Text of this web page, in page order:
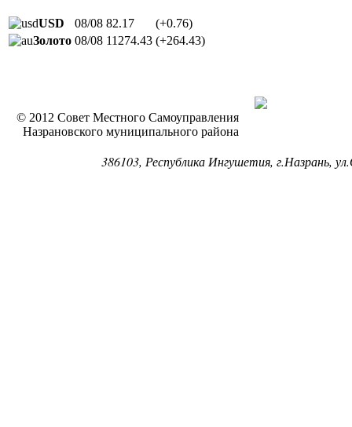
USD 08/08 82.17
(+0.76)
Золото 08/08 11274.43 (+264.43)
© 2012 Совет Местного Самоуправления
Назрановского муниципального района
386103, Республика Ингушетия, г.Назрань,